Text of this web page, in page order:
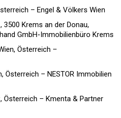
– Engel & Völkers Wien
Krems an der Donau,
GmbH-Immobilienbüro Krems
Österreich –
Österreich – NESTOR Immobilien
Österreich – Kmenta & Partner